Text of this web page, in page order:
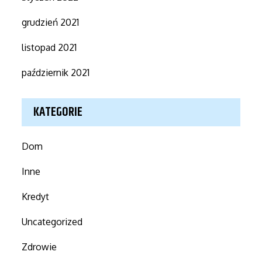
grudzień 2021
listopad 2021
październik 2021
KATEGORIE
Dom
Inne
Kredyt
Uncategorized
Zdrowie